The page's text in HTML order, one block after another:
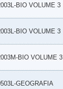
BIO VOLUME 3
BIO VOLUME 3
BIO VOLUME 3
GEOGRAFIA